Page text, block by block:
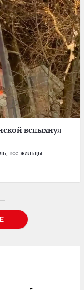
вспыхнул
все жильцы